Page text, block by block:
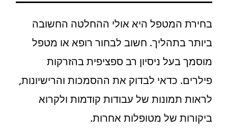
בחירת המטפל היא אולי ההחלטה החשובה
ביותר בתהליך. חשוב לבחור רופא או מטפל
מוסמך בעל ניסיון רב ספציפית בהזרקות
פילרים. כדאי לבדוק את ההסמכות והרישיונות,
לראות תמונות של עבודות קודמות ולקרוא
ביקורות של מטופלות אחרות.